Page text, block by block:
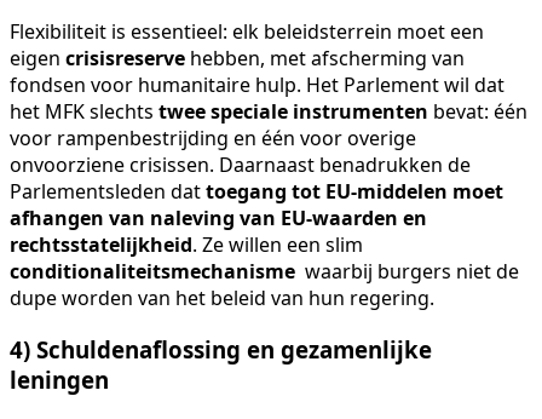
Flexibiliteit is essentieel: elk beleidsterrein moet een
eigen crisisreserve hebben, met afscherming van
fondsen voor humanitaire hulp. Het Parlement wil dat
het MFK slechts twee speciale instrumenten bevat: één
voor rampenbestrijding en één voor overige
onvoorziene crisissen. Daarnaast benadrukken de
Parlementsleden dattoegang tot EU-middelen moet
afhangen van naleving van EU-waarden en
rechtsstatelijkheid. Ze willen een slim
conditionaliteitsmechanisme waarbij burgers niet de
dupe worden van het beleid van hun regering.
4) Schuldenaflossing en gezamenlijke
leningen